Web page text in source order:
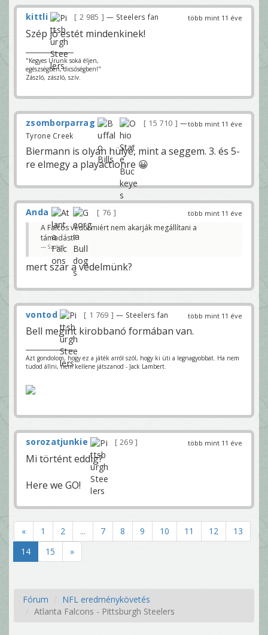
több mint 11 éve
kittli 2 985 — Steelers fan
Szép jó estét mindenkinek!
"Kegyes Urunk soká éljen,
egészségben, dicsőségben!"
Zászló, zászló, szív.
több mint 11 éve
zsomborparrag 15 710
—
Tyrone Creek
Biermann is olyan hülye, mint a seggem. 3. és 5-
re elmegy a playactionre 😀
több mint 11 éve
Anda
76
A Falcos védői miért nem akarják megállítani a
támadást?
Szokol
mert szar a védelmünk?
több mint 11 éve
vontod 1 769 — Steelers fan
Bell megint kirobbanó formában van.
Azt gondolom, hogy ez a játék arról szól, hogy ki üti a legnagyobbat. Ha nem
tudod állni, nem kellene játszanod - Jack Lambert.
több mint 11 éve
sorozatjunkie 269
Mi történt eddig?
Here we GO!
« 1 2 ... 7 8 9 10 11 12
13
14
15 »
Fórum
NFL eredménykövetés
Atlanta Falcons - Pittsburgh Steelers